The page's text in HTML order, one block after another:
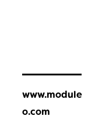
www.module
o.com